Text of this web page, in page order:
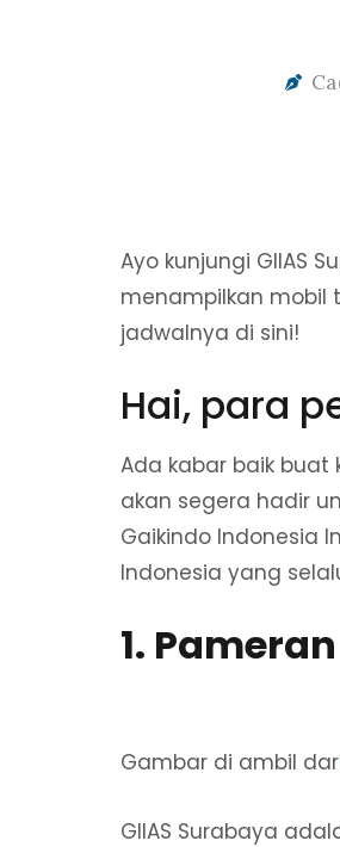
Ayo kunjungi GIIAS
menampilkan mobil
jadwalnya di sini!
Hai, para
Ada kabar baik buat
akan segera hadir
Gaikindo Indonesia
Indonesia yang
1.
Gambar di ambil
GIIAS Surabaya